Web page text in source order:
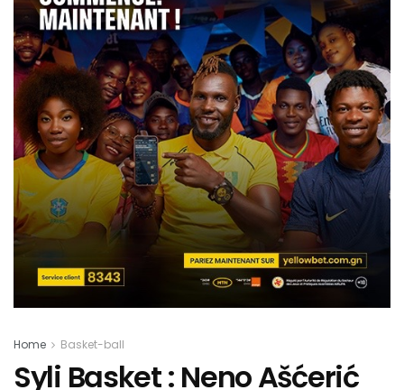
Home Basket-ball
Syli Basket : Neno Ašćerić